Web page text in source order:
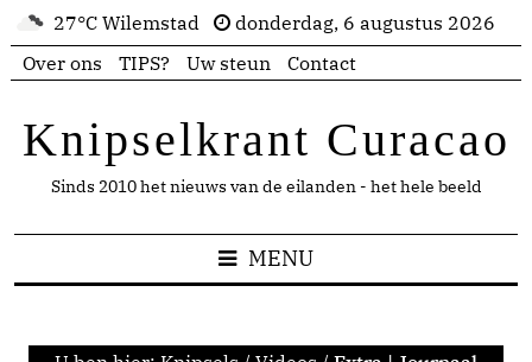
27°C Wilemstad
donderdag, 6 augustus 2026
Over ons
TIPS? Uw steun Contact
Knipselkrant Curacao
Sinds 2010 het nieuws van de eilanden - het hele beeld
MENU